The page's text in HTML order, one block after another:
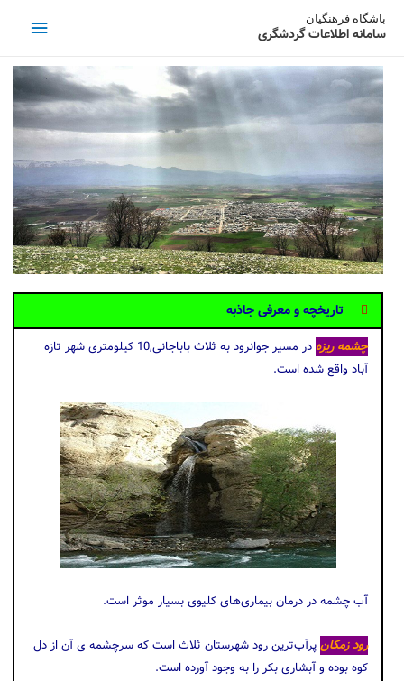
باشگاه فرهنگیان
سامانه اطلاعات گردشگری
تاریخچه و معرفی جاذبه
چشمه ریزه
در مسیر جوانرود به ثلاث باباجانی,10 کیلومتری شهر تازه
آباد واقع شده است.
آب چشمه در درمان بیماری‌های کلیوی بسیار موثر است.
رود زمکانپرآب‌ترین رود شهرستان ثلاث است كه سرچشمه ی آن از دل
كوه بوده و آبشاری بكر را به وجود آورده است.